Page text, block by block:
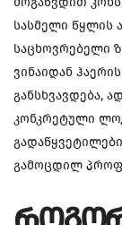
სასმელი წყლის
საცხოვრებელი
ვინაიდან
განსხვავდება,
კონკრეტული
გამოცდილ